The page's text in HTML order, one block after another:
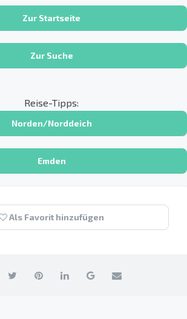
Zur Startseite
Zur Suche
Reise-Tipps:
Norden/Norddeich
Emden
Als Favorit hinzufügen